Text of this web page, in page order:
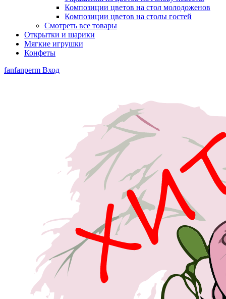
Композиции цветов на стол молодоженов
Композиции цветов на столы гостей
Смотреть все товары
Открытки и шарики
Мягкие игрушки
Конфеты
fanfanperm Вход